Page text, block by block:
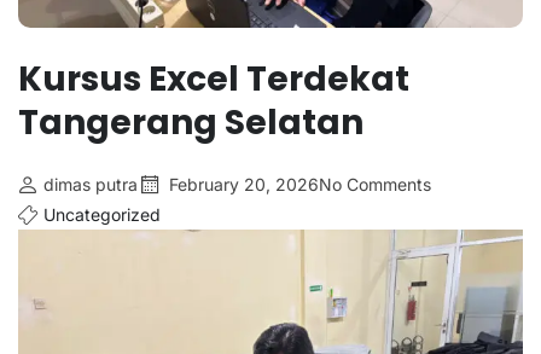
Kursus Excel Terdekat
Tangerang Selatan
dimas putra February 20, 2026No Comments
Uncategorized